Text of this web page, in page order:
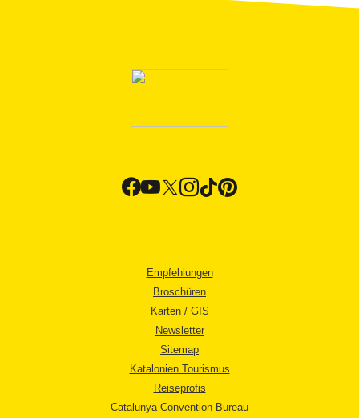
Empfehlungen
Broschüren
Karten / GIS
Newsletter
Sitemap
Katalonien Tourismus
Reiseprofis
Catalunya Convention Bureau